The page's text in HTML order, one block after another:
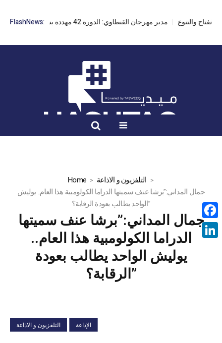
FlashNews: مدير مهرجان القنطاوي: الدورة 42 مهددة بسبب تأخر التراخيص
Home
التلفزيون و الاذاعة
جمال المداني:”برشا عنف سميتها الدراما الكولومبية هذا العام.. يوليش
الواحد يطالب بعودة الرقابة؟”
جمال المداني:”برشا عنف سميتها
الدراما الكولومبية هذا العام..
يوليش الواحد يطالب بعودة
الرقابة؟”
التلفزيون و الاذاعة الإذاعة